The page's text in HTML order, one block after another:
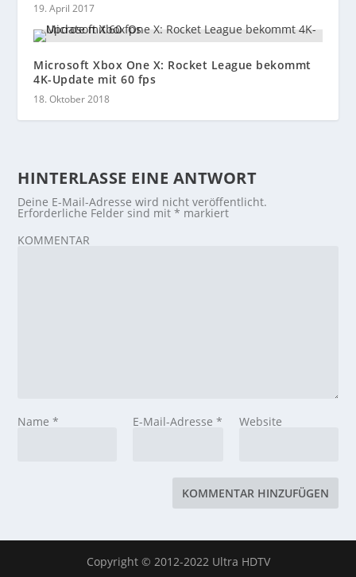
19. April 2017
Microsoft Xbox One X: Rocket League bekommt
4K-Update mit 60 fps
18. Oktober 2018
HINTERLASSE EINE ANTWORT
Deine E-Mail-Adresse wird nicht veröffentlicht.
Erforderliche Felder sind mit* markiert
KOMMENTAR
Name* E-Mail-Adresse * Website
Copyright © 2012-2022 Ultra HDTV